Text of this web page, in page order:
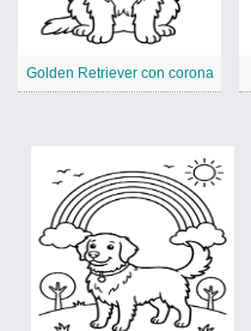
Golden Retriever con corona